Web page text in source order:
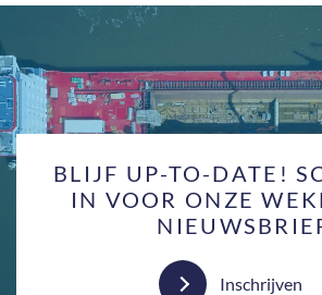
BLIJF UP-TO-DATE!
IN VOOR ONZE
Inschrijven